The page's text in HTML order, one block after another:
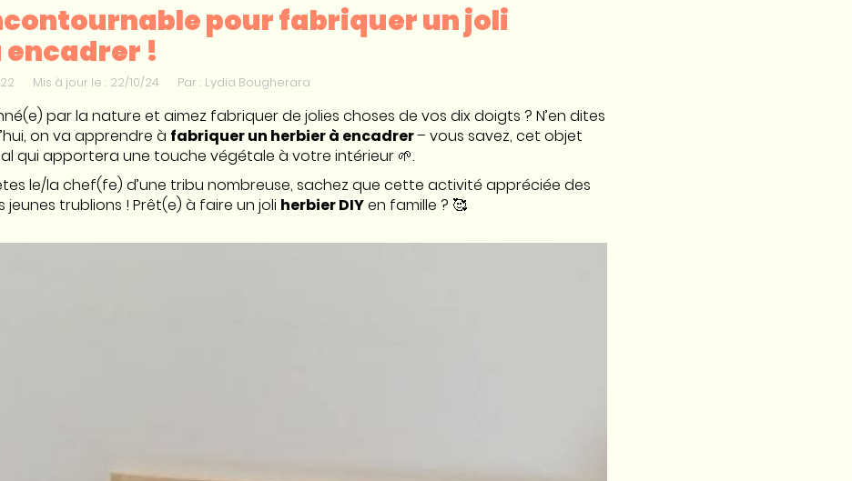
pour fabriquer un joli
encadrer !
Mis à jour le : 22/10/24 Par : Lydia Bougherara
par la nature et aimez fabriquer de jolies choses de vos dix doigts ? N’en dites
on va apprendre à fabriquer un herbier à encadrer– vous savez, cet objet
qui apportera une touche végétale à votre intérieur 🌱.
êtes le/la chef(fe) d’une tribu nombreuse, sachez que cette activité appréciée des
trublions ! Prêt(e) à faire un joli herbier DIYen famille ? 🥰